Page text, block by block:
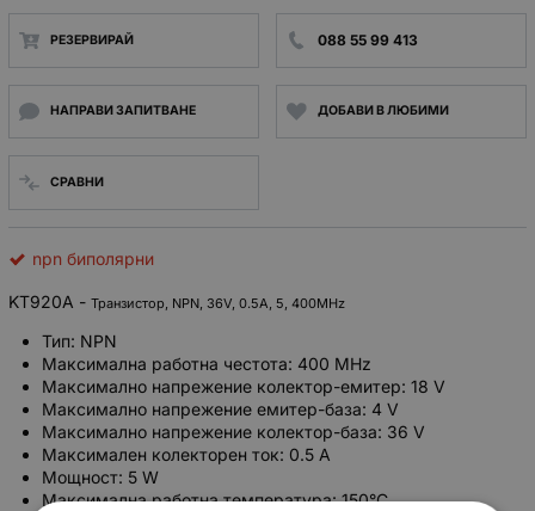
РЕЗЕРВИРАЙ 088 55 99 413
НАПРАВИ ЗАПИТВАНЕ ДОБАВИ В ЛЮБИМИ
СРАВНИ
npn биполярни
KT920A - Транзистор, NPN, 36V, 0.5A, 5, 400MHz
Тип: NPN
Максимална работна честота: 400 MHz
Максимално напрежение колектор-емитер: 18 V
Максимално напрежение емитер-база: 4 V
Максимално напрежение колектор-база: 36 V
Максимален колекторен ток: 0.5 A
Мощност: 5 W
Максимална работна температура: 150°C